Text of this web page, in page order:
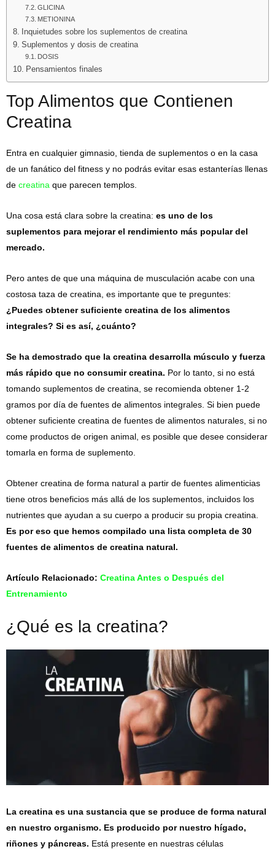
GLICINA
METIONINA
Inquietudes sobre los suplementos de creatina
Suplementos y dosis de creatina
DOSIS
Pensamientos finales
Top Alimentos que Contienen
Creatina
Entra en cualquier gimnasio, tienda de suplementos o en la casa
de un fanático del fitness y no podrás evitar esas estanterías llenas
de creatina que parecen templos.
Una cosa está clara sobre la creatina: es uno de los
suplementos para mejorar el rendimiento más popular del
mercado.
Pero antes de que una máquina de musculación acabe con una
costosa taza de creatina, es importante que te preguntes:
¿Puedes obtener suficiente creatina de los alimentos
integrales? Si es así, ¿cuánto?
Se ha demostrado que la creatina desarrolla músculo y fuerza
más rápido que no consumir creatina. Por lo tanto, si no está
tomando suplementos de creatina, se recomienda obtener 1-2
gramos por día de fuentes de alimentos integrales. Si bien puede
obtener suficiente creatina de fuentes de alimentos naturales, si no
come productos de origen animal, es posible que desee considerar
tomarla en forma de suplemento.
Obtener creatina de forma natural a partir de fuentes alimenticias
tiene otros beneficios más allá de los suplementos, incluidos los
nutrientes que ayudan a su cuerpo a producir su propia creatina.
Es por eso que hemos compilado una lista completa de 30
fuentes de alimentos de creatina natural.
Artículo Relacionado: Creatina Antes o Después del
Entrenamiento
¿Qué es la creatina?
La creatina es una sustancia que se produce de forma natural
en nuestro organismo. Es producido por nuestro hígado,
riñones y páncreas. Está presente en nuestras células